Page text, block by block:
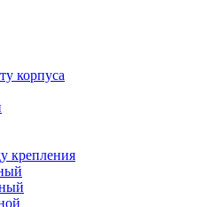
корпуса
крепления